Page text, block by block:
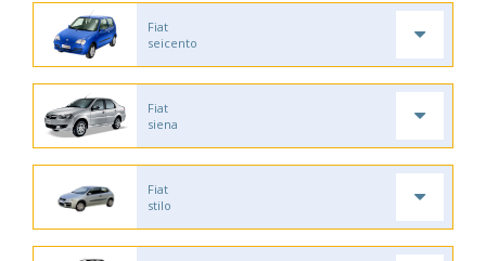
Fiat
seicento
Fiat
siena
Fiat
stilo